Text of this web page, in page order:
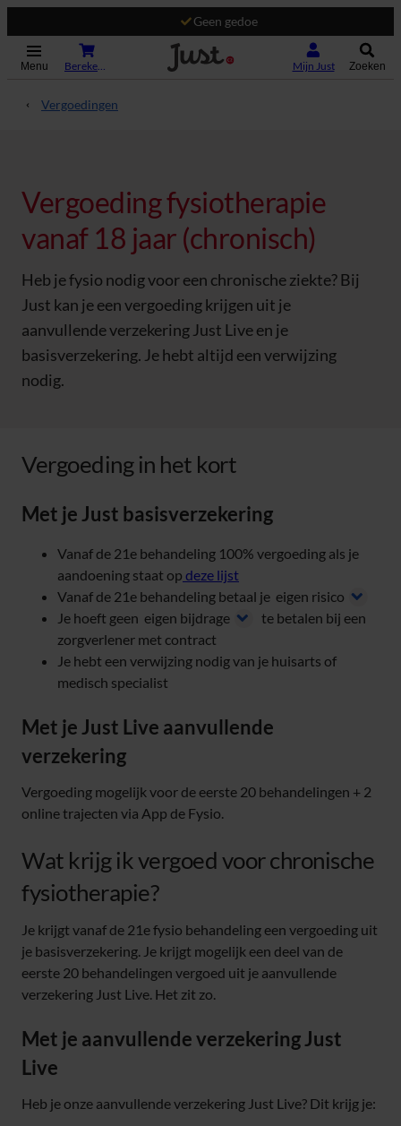
Geen gedoe
Menu Mijn Just Zoeken
Vergoedingen
Vergoeding fysiotherapie
vanaf 18 jaar (chronisch)
Heb je fysio nodig voor een chronische ziekte? Bij
Just kan je een vergoeding krijgen uit je
aanvullende verzekering Just Live en je
basisverzekering. Je hebt altijd een verwijzing
nodig.
Vergoeding in het kort
Met je Just basisverzekering
Vanaf de 21e behandeling 100% vergoeding als je
aandoening staat op deze lijst
Vanaf de 21e behandeling betaal je eigen risico
Je hoeft geen eigen bijdrage
te betalen bij een
zorgverlener met contract
Je hebt een verwijzing nodig van je huisarts of
medisch specialist
Met je Just Live aanvullende
verzekering
Vergoeding mogelijk voor de eerste 20 behandelingen + 2
online trajecten via App de Fysio.
Wat krijg ik vergoed voor chronische
fysiotherapie?
Je krijgt vanaf de 21e fysio behandeling een vergoeding uit
je basisverzekering. Je krijgt mogelijk een deel van de
eerste 20 behandelingen vergoed uit je aanvullende
verzekering Just Live. Het zit zo.
Met je aanvullende verzekering Just
Live
Heb je onze aanvullende verzekering Just Live? Dit krijg je: